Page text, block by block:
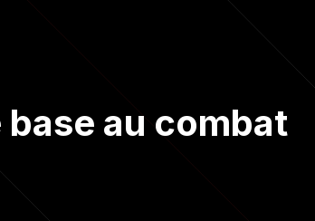
au combat